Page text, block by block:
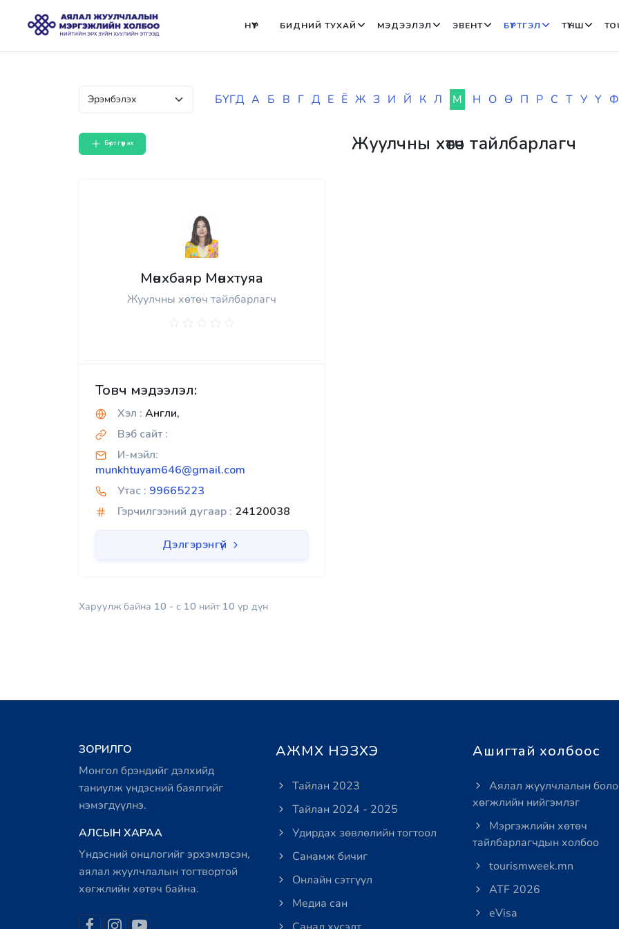
НҮҮР БИДНИЙ ТУХАЙ МЭДЭЭЛЭЛ ЭВЕНТ БҮРТГЭЛ ТҮНШ
БҮГД А Б В Г Д Е Ё Ж З И Й К Л М Н О Ө П Р С Т У Ү Ф
Бүртгүүлэх Жуулчны хөтөч тайлбарлагч
Мөнхбаяр Мөнхтуяа
Жуулчны хөтөч тайлбарлагч
Товч мэдээлэл:
Хэл : Англи,
Вэб сайт :
И-мэйл:
munkhtuyam646@gmail.com
Утас : 99665223
Гэрчилгээний дугаар : 24120038
Дэлгэрэнгүй
Харуулж байна 10 - с 10 нийт 10 үр дүн
ЗОРИЛГО
Монгол брэндийг дэлхийд
таниулж үндэсний баялгийг
нэмэгдүүлнэ.
АЛСЫН ХАРАА
Үндэсний онцлогийг эрхэмлэсэн,
аялал жуулчлалын тогтвортой
хөгжлийн хөтөч байна.
АЖМХ НЭЗХЭ
Тайлан 2023
Тайлан 2024 - 2025
Удирдах зөвлөлийн тогтоол
Санамж бичиг
Онлайн сэтгүүл
Медиа сан
Ашигтай холбоос
Аялал жуулчлалын
хөгжлийн нийгэмлэг
Мэргэжлийн хөтөч
тайлбарлагчдын холбоо
tourismweek.mn
ATF 2026
eVisa